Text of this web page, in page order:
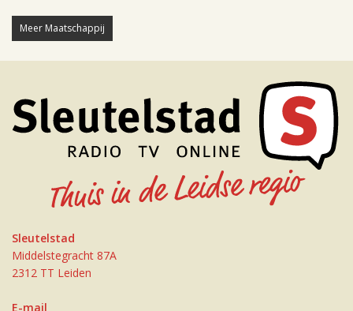
Meer Maatschappij
Sleutelstad
Middelstegracht 87A
2312 TT Leiden
E-mail